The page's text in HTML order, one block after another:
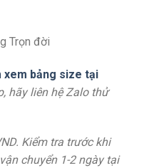
Trọn đời
xem bảng size tại
hãy liên hệ Zalo thử
Kiểm tra trước khi
chuyển 1-2 ngày tại